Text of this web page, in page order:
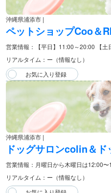
沖縄県浦添市 |
ペットショップCoo＆
営業情報：【平日】11:00～20:00 【土
リアルタイム：ー（情報なし）
沖縄県浦添市 |
ドッグサロンcolin＆
営業情報：月曜日から木曜日は12:00
リアルタイム：ー（情報なし）